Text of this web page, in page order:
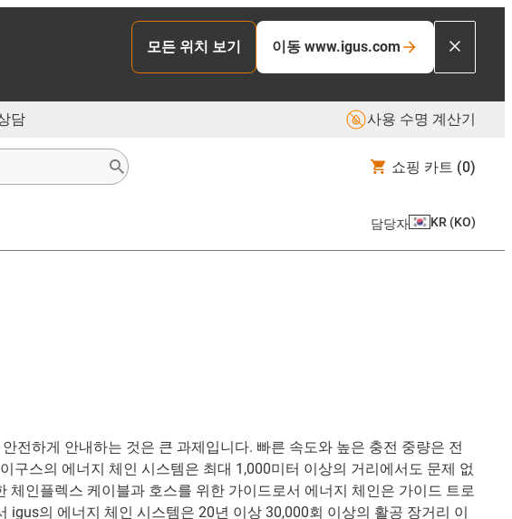
모든 위치 보기 이동 www.igus.com
담 사용 수명 계산기
쇼핑 카트 (0)
담당자 KR (KO)
전하게 안내하는 것은 큰 과제입니다. 빠른 속도와 높은 충전 중량은 전
구스의 에너지 체인 시스템은 최대 1,000미터 이상의 거리에서도 문제 없
인플렉스 케이블과 호스를 위한 가이드로서 에너지 체인은 가이드 트로
의 에너지 체인 시스템은 20년 이상 30,000회 이상의 활공 장거리 이